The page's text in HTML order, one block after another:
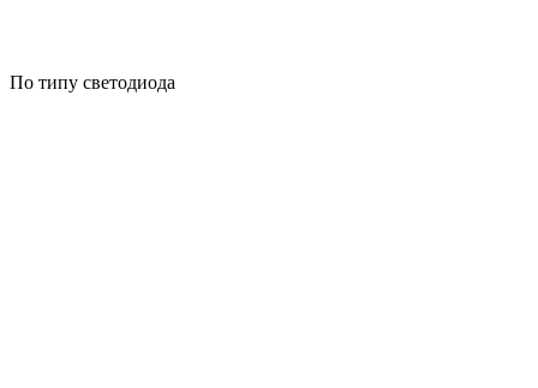
По типу светодиода